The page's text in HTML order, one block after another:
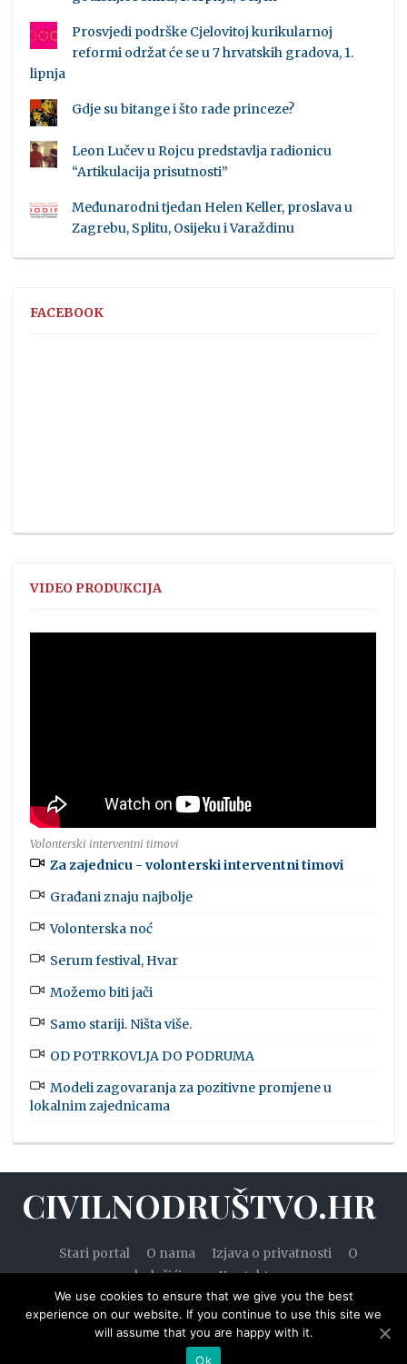
Prosvjedi podrške Cjelovitoj kurikularnoj
reformi održat će se u 7 hrvatskih gradova, 1.
lipnja
Gdje su bitange i što rade princeze?
Leon Lučev u Rojcu predstavlja radionicu
“Artikulacija prisutnosti”
Međunarodni tjedan Helen Keller, proslava u
Zagrebu, Splitu, Osijeku i Varaždinu
FACEBOOK
VIDEO PRODUKCIJA
Volonterski interventni timovi
Za zajednicu - volonterski interventni timovi
Građani znaju najbolje
Volonterska noć
Serum festival, Hvar
Možemo biti jači
Samo stariji. Ništa više.
OD POTRKOVLJA DO PODRUMA
Modeli zagovaranja za pozitivne promjene u
lokalnim zajednicama
CIVILNODRUŠTVO.HR
Stari portal O nama Izjava o privatnosti
O
kolačićima
Kontakt
© 2020. — Civilnodruštvo.hr. Sva prava pridržana.
We use cookies to ensure that we give you the best
experience on our website. If you continue to use this site we
will assume that you are happy with it.
Ok